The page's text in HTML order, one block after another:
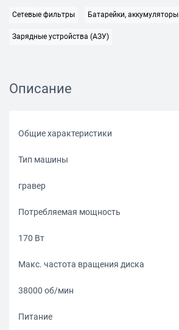
Сетевые фильтры Батарейки, аккумуляторы
Зарядные устройства (АЗУ)
Описание
Общие характеристики
Тип машины
гравер
Потребляемая мощность
170 Вт
Макс. частота вращения диска
38000 об/мин
Питание